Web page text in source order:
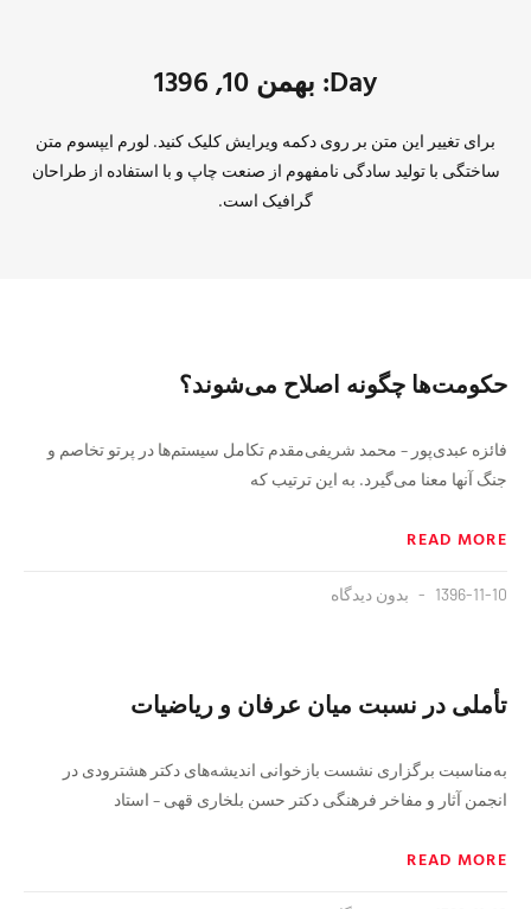
Day: بهمن 10, 1396
برای تغییر این متن بر روی دکمه ویرایش کلیک کنید. لورم ایپسوم متن
ساختگی با تولید سادگی نامفهوم از صنعت چاپ و با استفاده از طراحان
گرافیک است.
حکومت‌ها چگونه اصلاح می‌شوند؟
فائزه عبدی‌پور – محمد شریفی‌مقدم تکامل سیستم‌ها در پرتو تخاصم و
جنگ آنها معنا می‌گیرد. به این ترتیب که
READ MORE
1396-11-10 بدون دیدگاه
تأملی در نسبت میان عرفان و ریاضیات
به‌مناسبت برگزاری نشست بازخوانی اندیشه‌های دکتر هشترودی در
انجمن آثار و مفاخر فرهنگی دکتر حسن بلخاری قهی – استاد
READ MORE